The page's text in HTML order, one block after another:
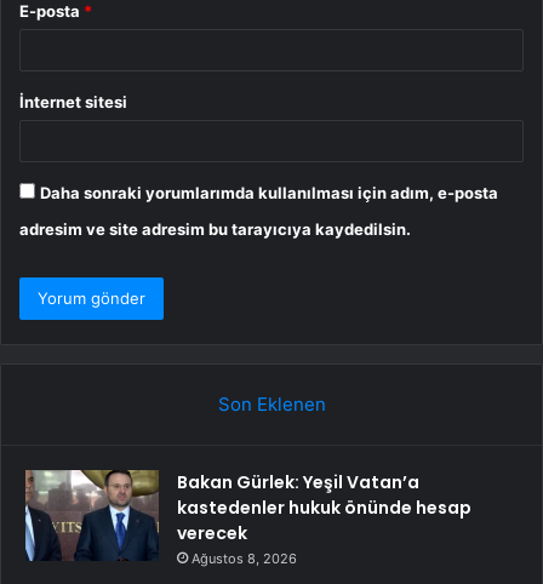
E-posta *
İnternet sitesi
Daha sonraki yorumlarımda kullanılması için adım, e-posta
adresim ve site adresim bu tarayıcıya kaydedilsin.
Son Eklenen
Bakan Gürlek: Yeşil Vatan’a
kastedenler hukuk önünde hesap
verecek
Ağustos 8, 2026